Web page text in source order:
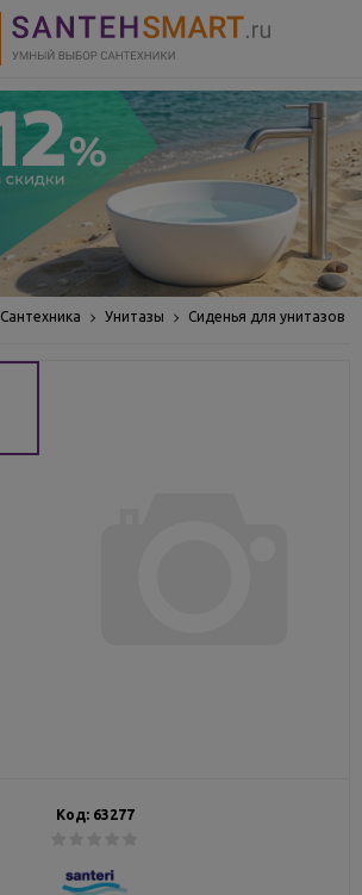
Сантехника Унитазы Сиденья для унитазов
Код: 63277